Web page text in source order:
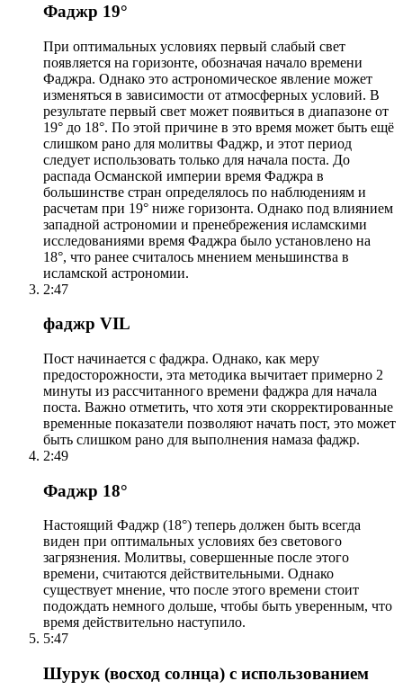
Фаджр 19°
При оптимальных условиях первый слабый свет
появляется на горизонте, обозначая начало времени
Фаджра. Однако это астрономическое явление может
изменяться в зависимости от атмосферных условий. В
результате первый свет может появиться в диапазоне от
19° до 18°. По этой причине в это время может быть ещё
слишком рано для молитвы Фаджр, и этот период
следует использовать только для начала поста. До
распада Османской империи время Фаджра в
большинстве стран определялось по наблюдениям и
расчетам при 19° ниже горизонта. Однако под влиянием
западной астрономии и пренебрежения исламскими
исследованиями время Фаджра было установлено на
18°, что ранее считалось мнением меньшинства в
исламской астрономии.
2:47
фаджр VIL
Пост начинается с фаджра. Однако, как меру
предосторожности, эта методика вычитает примерно 2
минуты из рассчитанного времени фаджра для начала
поста. Важно отметить, что хотя эти скорректированные
временные показатели позволяют начать пост, это может
быть слишком рано для выполнения намаза фаджр.
2:49
Фаджр 18°
Настоящий Фаджр (18°) теперь должен быть всегда
виден при оптимальных условиях без светового
загрязнения. Молитвы, совершенные после этого
времени, считаются действительными. Однако
существует мнение, что после этого времени стоит
подождать немного дольше, чтобы быть уверенным, что
время действительно наступило.
5:47
Шурук (восход солнца) с использованием